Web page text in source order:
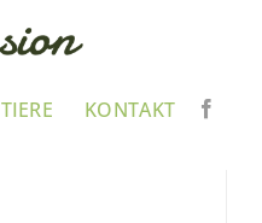
TIERE KONTAKT